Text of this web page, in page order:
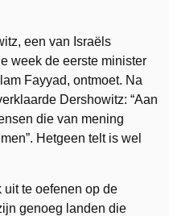
een van Israëls
week de eerste minister
Fayyad, ontmoet. Na
Dershowitz: “Aan
die van mening
Hetgeen telt is wel
uit te oefenen op de
genoeg landen die